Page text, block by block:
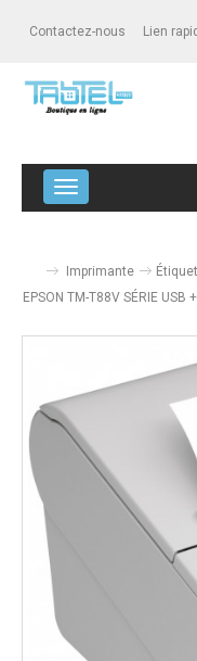
Contactez-nous Lien
Navigation bascule
Imprimante
EPSON TM-T88V SÉRIE